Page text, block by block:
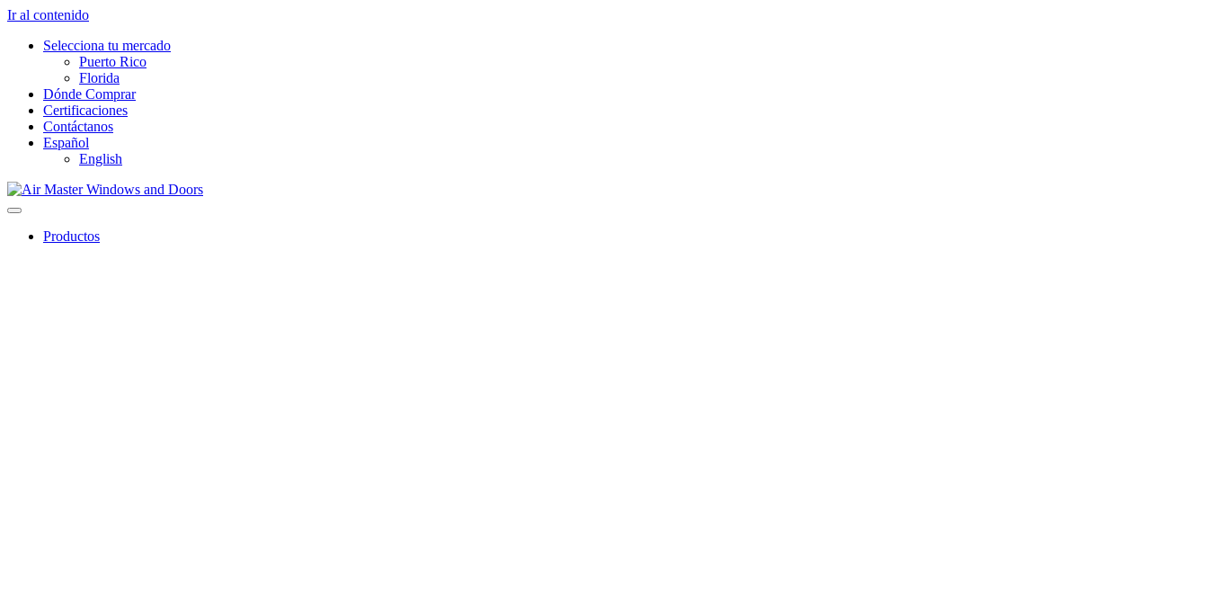
Ir al contenido
Selecciona tu mercado
Puerto Rico
Florida
Dónde Comprar
Certificaciones
Contáctanos
Español
English
Productos